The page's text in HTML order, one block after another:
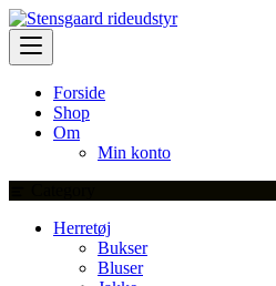
Skip
to
content
Forside
Shop
Om
Min konto
Herretøj
Bukser
Bluser